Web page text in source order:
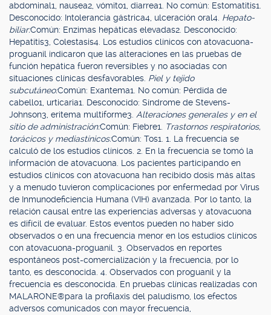
abdominal1, nausea2, vómito1, diarrea1. No común: Estomatitis1.
Desconocido: Intolerancia gástrica4, ulceración oral4. Hepato-
biliar:Común: Enzimas hepáticas elevadas2. Desconocido:
Hepatitis3, Colestasis4. Los estudios clínicos con atovacuona-
proguanil indicaron que las alteraciones en las pruebas de
función hepática fueron reversibles y no asociadas con
situaciones clínicas desfavorables. Piel y tejido
subcutáneo:Común: Exantema1. No común: Pérdida de
cabello1, urticaria1. Desconocido: Síndrome de Stevens-
Johnson3, eritema multiforme3. Alteraciones generales y en el
sitio de administración:Común: Fiebre1.
Trastornos respiratorios,
torácicos y mediastínicos:Común: Tos1. 1. La frecuencia se
calculó de los estudios clínicos. 2. En la frecuencia se tomó la
información de atovacuona. Los pacientes participando en
estudios clínicos con atovacuona han recibido dosis más altas
y a menudo tuvieron complicaciones por enfermedad por Virus
de Inmunodeficiencia Humana (VIH) avanzada. Por lo tanto, la
relación causal entre las experiencias adversas y atovacuona
es difícil de evaluar. Estos eventos pueden no haber sido
observados o en una frecuencia menor en los estudios clínicos
con atovacuona-proguanil. 3. Observados en reportes
espontáneos post-comercialización y la frecuencia, por lo
tanto, es desconocida. 4. Observados con proguanil y la
frecuencia es desconocida. En pruebas clínicas realizadas con
MALARONE®para la profilaxis del paludismo, los efectos
adversos comunicados con mayor frecuencia,